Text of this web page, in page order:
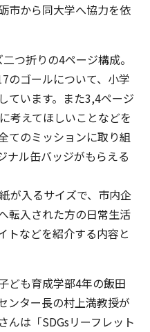
市から同大学へ協力を依
つ折りの4ページ構成。
のゴールについて、小学
ています。また3,4ページ
考えてほしいことなどを
てのミッションに取り組
ナル缶バッジがもらえる
が入るサイズで、市内企
転入された方の日常生活
トなどを紹介する内容と
ども育成学部4年の飯田
ンター長の村上満教授が
んは「SDGsリーフレット